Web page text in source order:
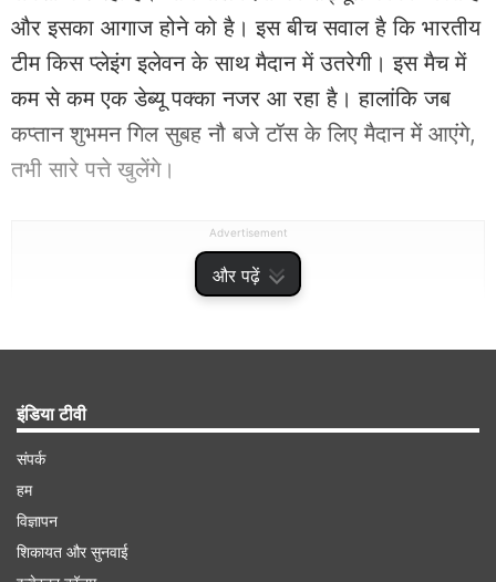
और पढ़ें
और इसका आगाज होने को है। इस बीच सवाल है कि भारतीय
टीम किस प्लेइंग इलेवन के साथ मैदान में उतरेगी। इस मैच में
कम से कम एक डेब्यू पक्का नजर आ रहा है। हालांकि जब
कप्तान शुभमन गिल सुबह नौ बजे टॉस के लिए मैदान में आएंगे,
तभी सारे पत्ते खुलेंगे।
Advertisement
साई सुदर्शन नंबर तीन पर खेलेंगे, देवदत्त पडिक्कल को करना
इंडिया टीवी
संपर्क
हम
विज्ञापन
शिकायत और सुनवाई